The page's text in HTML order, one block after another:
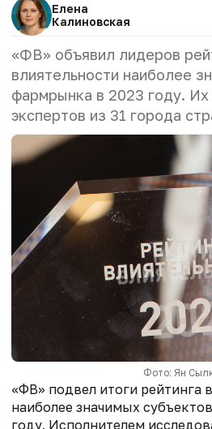
Елена
Калиновская
«ФВ» объявил лидеров
влиятельности наиболее
фармрынка в 2023 году.
экспертов из 31 города
Фото: Ян
«ФВ» подвел итоги рейтинга
наиболее значимых
году. Исполнителем